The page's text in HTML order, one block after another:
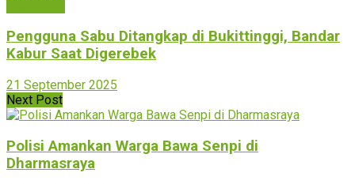
Pengguna Sabu Ditangkap di Bukittinggi, Bandar
Kabur Saat Digerebek
21 September 2025
Next Post
Polisi Amankan Warga Bawa Senpi di
Dharmasraya